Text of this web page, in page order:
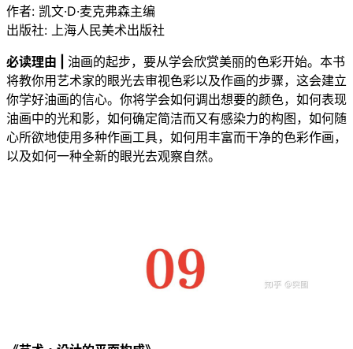
作者: 凯文·D·麦克弗森主编
出版社: 上海人民美术出版社
必读理由 | 油画的起步，要从学会欣赏美丽的色彩开始。本书
将教你用艺术家的眼光去审视色彩以及作画的步骤，这会建立
你学好油画的信心。你将学会如何调出想要的颜色，如何表现
油画中的光和影，如何确定简洁而又有感染力的构图，如何随
心所欲地使用多种作画工具，如何用丰富而干净的色彩作画，
以及如何一种全新的眼光去观察自然。